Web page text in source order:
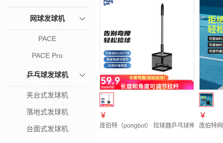
网球发球机
PACE
PACE Pro
乒乓球发球机
夹台式发球机
落地式发球机
台面式发球机
￥
庞伯特（pongbot） 捡球器乒乓球伸缩捡球器
￥
庞伯特